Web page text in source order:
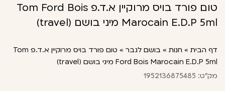
טום פורד בויס מרוקיין א.ד.פ Tom Ford Bois
Marocain E.D.P 5ml מיני בושם (travel)
דף הבית » חנות » בושם לגבר »
טום פורד בויס מרוקיין א.ד.פ Tom
Ford Bois Marocain E.D.P 5ml מיני בושם (travel)
מק"ט: 1952136875485